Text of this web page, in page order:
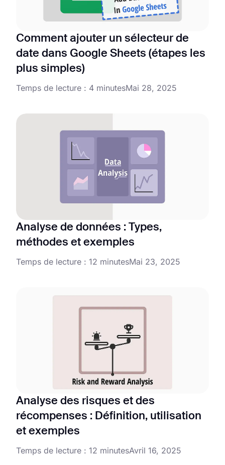
Comment ajouter un sélecteur de
date dans Google Sheets (étapes les
plus simples)
Temps de lecture : 4 minutesMai 28, 2025
Analyse de données : Types,
méthodes et exemples
Temps de lecture : 12 minutesMai 23, 2025
Analyse des risques et des
récompenses : Définition, utilisation
et exemples
Temps de lecture : 12 minutesAvril 16, 2025